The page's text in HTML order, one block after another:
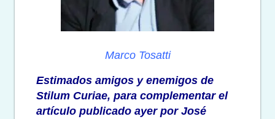
Marco Tosatti
Estimados amigos y enemigos de
Stilum Curiae, para complementar el
artículo publicado ayer por José